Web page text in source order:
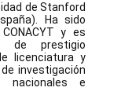
de Stanford
Ha sido
y es
de prestigio
licenciatura y
investigación
nacionales e